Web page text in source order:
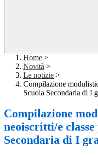
Home >
Novità >
Le notizie >
Compilazione
Scuola Secondaria di I
Compilazione
neoiscritti/e
Secondaria di I